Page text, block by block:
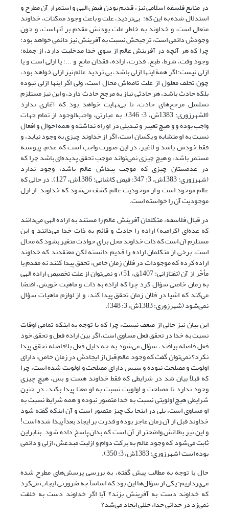
در منابع فلسفه اسلامی نیز، قدیم بودن فیض الهی و استمرار آن مطرح و
استدلال شده به این که: بی‌تردید، علت و باعث وجود ممکنات، خداوند
متعال است، و خداوند به خاطر علت بودنش مقدم بر آنهاست، و چون
وجودش دائمی است، ترجیحش نسبت به آفرینش نیز دائمی خواهد بود؛
چرا که هر آنچه در آفرینش عالم از سوی خدا مدخلیت دارد، از جمله:
وجود وقت، شرط، طبع، قدرت، اراده، فقدان مانع و ...؛ یا ازلی است و یا
ازلی نیست؛ اگر همة اینها ازلی باشد، بی تردید عالم نیز ازلی خواهد بود،
چون تخلف معلول از علت تامه‌اش محال است، ولی اگر اینها ازلی نبوده
بلکه حادث باشد، هر حادثی نیاز به مرجح حادث دارد، و این نیز مستلزم
تسلسل مرجح‌های حادث، تا بی‌نهایت خواهد بود که آغازی ندارد
(الشهرزورى: 1383ش، 3: 346). به عبارتی، واجب‌الوجود از تمام جهات
واجب بوده و و هیچ تغییر و تبدیلی در او راه نداشته و همه احوال و افعال
نسبت به او متشابه و یکسان است، اگر از خداوند چیزی به وجود نیاید، و
فقط خودش باشد و لاغیر، در این صورت واجب است که عدم، پیوسته
مستمر باشد، و هیچ چیزی نمی‌تواند موجب تحقق پدیده‌ای باشد چرا که
در عدمستان چیزی که موجب پیداش عالم باشد، وجود ندارد
(شهرزورى: 1383ش، 3: 347؛ فیض کاشانی: 1386ش، 127). در حالی که
عالم موجود است و از موجودیت عالم کشف می‌شود که خداوند از ازل
موجودیت آن را خواسته است.
در قبال فلاسفه، متکلمان آفرینش عالم را مستند به اراده الهی می‌دانند
که عده‌ای (کرامیه) اراده را حادث و قائم به ذات خدا می‌دانند و این
مستلزم آن است که ذات خداوند محل برای حوادث متغیر بشود که محال
است. برخی از متکلمان اراده را قدیم دانسته ‌لکن معتقدند که خداوند
اراده کرده که موجودات در فلان زمان خاص، تحقق پیدا کنند نه مقدم یا
مأخّر از آن (تفتازانی: 1407ق، 51)، و نمی‌توان از علت تخصیص اراده الهی
به زمان خاصی سؤال کرد چرا که اراده به ذات و ماهیت خویش، اقتضا
می‌کند که اشیا در فلان زمان تحقق پیدا کند، و از لوازم ماهیات سؤال
نمی‌شود (شهرزورى: 1383ش، 3: 348).
این بیان نیز خالی از ضعف نیست، چرا که با توجه به اینکه تمامی اوقات
نسبت به خدا در تحقق فعل مساوی است، اگر بین اراده فعل و تحقق خود
فعل فاصله بیافتد، سؤال می‌شود به چه دلیل فعل بلافاصله تحقق پیدا
نکرد؟ نمی‌توان گفت که وجود عالم قبل از ایجادش در زمان خاص، دارای
اولویت و مصلحت نبوده و سپس دارای مصلحت و اولویت شده است، چرا
که قبلاً بیان شد در شرایطی که فقط خداوند هست و بس، هیچ چیزی
وجود ندارد تا مصلحت و اولویت نسبت به او معنا پیدا بکند، در چنین
شرایطی هیچ اولویتی نسبت به خدا متصور نبوده و همه شرایط نسبت به
او مساوی است، بلی در اینجا یک چیز متصور است و آن اینکه گفته شود
خداوند قبل از آن زمان عاجز بوده و قدرت بر ایجاد بعداً پیدا شده است!
و این نیز بطلانش واضحتر از آن است که بدان پاسخ داده شود. بنابراین
ثابت می‌شود که وجود عالم به برکت دوام و ازلیت مبدعش، ازلی و دائمی
بوده است (شهرزورى: 1383ش، 3: 350).
حال با توجه به مطالب پیش گفته، به بررسی پرسش‌های مطرح شده
می‌پردازیم: یکی از سؤال‌ها این بود که اساساً چه ضرورتی ایجاب می‌کرد
که خداوند دست به آفرینش بزند؟ آیا اگر خداوند دست به خلقت
نمی‌زد در خدائی خدا، خللی ایجاد می‌شد؟